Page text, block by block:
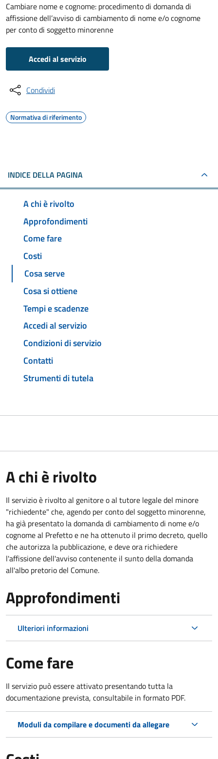
Cambiare nome e cognome: procedimento di domanda di
affissione dell’avviso di cambiamento di nome e/o cognome
per conto di soggetto minorenne
Accedi al servizio
Condividi
Normativa di riferimento
INDICE DELLA PAGINA
A chi è rivolto
Approfondimenti
Come fare
Costi
Cosa serve
Cosa si ottiene
Tempi e scadenze
Accedi al servizio
Condizioni di servizio
Contatti
Strumenti di tutela
A chi è rivolto
Il servizio è rivolto al genitore o al tutore legale del minore
"richiedente" che, agendo per conto del soggetto minorenne,
ha già presentato la domanda di cambiamento di nome e/o
cognome al Prefetto e ne ha ottenuto il primo decreto, quello
che autorizza la pubblicazione, e deve ora richiedere
l'affissione dell'avviso contenente il sunto della domanda
all'albo pretorio del Comune.
Approfondimenti
Ulteriori informazioni
Come fare
Il servizio può essere attivato presentando tutta la
documentazione prevista, consultabile in formato PDF.
Moduli da compilare e documenti da allegare